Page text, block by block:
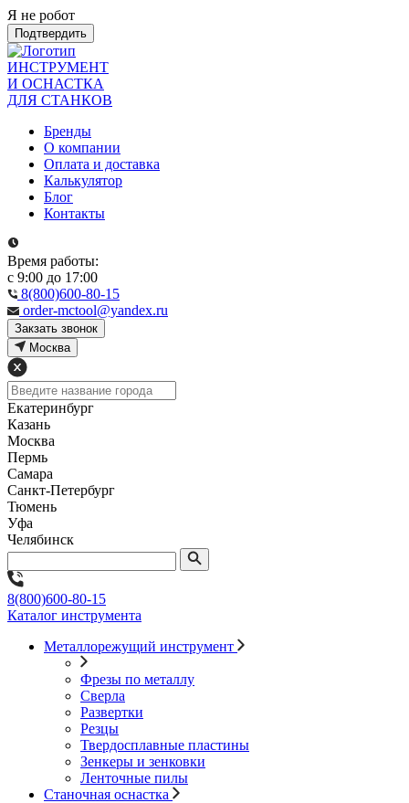
Я не робот
Подтвердить
ИНСТРУМЕНТ
И ОСНАСТКА
ДЛЯ СТАНКОВ
Бренды
О компании
Оплата и доставка
Калькулятор
Блог
Контакты
Время работы:
с 9:00 до 17:00
8(800)600-80-15
order-mctool@yandex.ru
Закзать звонок
Москва
Екатеринбург
Казань
Москва
Пермь
Самара
Санкт-Петербург
Тюмень
Уфа
Челябинск
8(800)600-80-15
Каталог инструмента
Металлорежущий инструмент
Фрезы по металлу
Сверла
Развертки
Резцы
Твердосплавные пластины
Зенкеры и зенковки
Ленточные пилы
Станочная оснастка